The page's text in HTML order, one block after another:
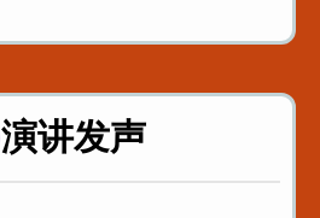
演讲发声